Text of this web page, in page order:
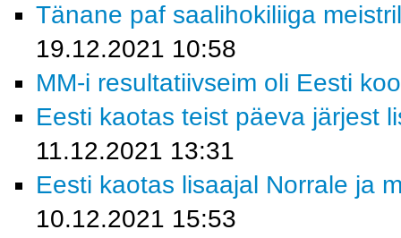
Tänane paf saalihokiliiga
19.12.2021 10:58
MM-i resultatiivseim oli Eesti
Eesti kaotas teist päeva järjest
11.12.2021 13:31
Eesti kaotas lisaajal Norrale ja
10.12.2021 15:53